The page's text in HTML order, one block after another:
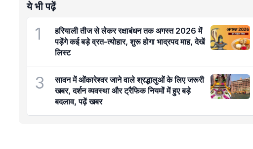
ये भी पढ़ें
1
हरियाली तीज से लेकर रक्षाबंधन तक अगस्त 2026 में
पड़ेंगे कई बड़े व्रत-त्योहार, शुरू होगा भाद्रपद माह, देखें
लिस्ट
3
सावन में ओंकारेश्वर जाने वाले श्रद्धालुओं के लिए जरूरी
खबर, दर्शन व्यवस्था और ट्रैफिक नियमों में हुए बड़े
बदलाव, पढ़ें खबर